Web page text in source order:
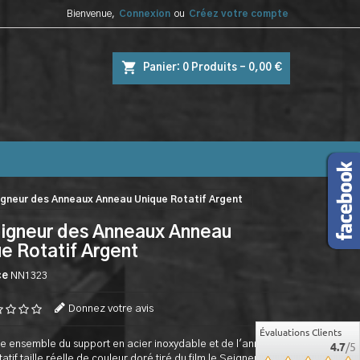
Bienvenue, Connexion ou Créez votre compte
shopping_cart Panier: 0 Produits - 0,00 €
des Anneaux Anneau Unique Rotatif Argent
des Anneaux Anneau
Rotatif Argent
NN1323
Donnez votre avis
ensemble du support en acier inoxydable et de l'anneau
Évaluations Clients
4.7/5